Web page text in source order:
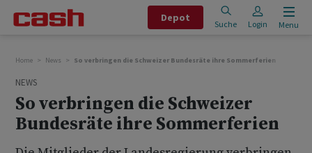
Depot
Suche Login Menu
Home News So verbringen die Schweizer Bundesräte ihre Sommerferien
NEWS
So verbringen die Schweizer
Bundesräte ihre Sommerferien